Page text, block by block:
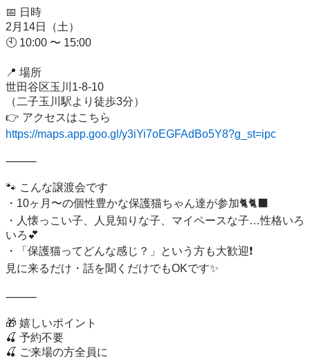
📅 日時
2月14日（土）
🕙 10:00 〜 15:00
📍 場所
世田谷区玉川1-8-10
（二子玉川駅より徒歩3分）
https://maps.app.goo.gl/y3iYi7oEGFAdBo5Y8?g_st=ipc
⸻
🐾 こんな譲渡会です
・10ヶ月〜の個性豊かな保護猫ちゃん達が参加🐈🐈‍⬛
・人懐っこい子、人見知りな子、マイペースな子…性格いろ
いろ💕
・「保護猫ってどんな感じ？」という方も大歓迎❗️
見に来るだけ・話を聞くだけでもOKです✨
⸻
🎁 嬉しいポイント
🍒 予約不要
🍒 ご来場の方全員に